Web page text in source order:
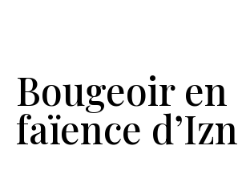
Bougeoir en
faïence